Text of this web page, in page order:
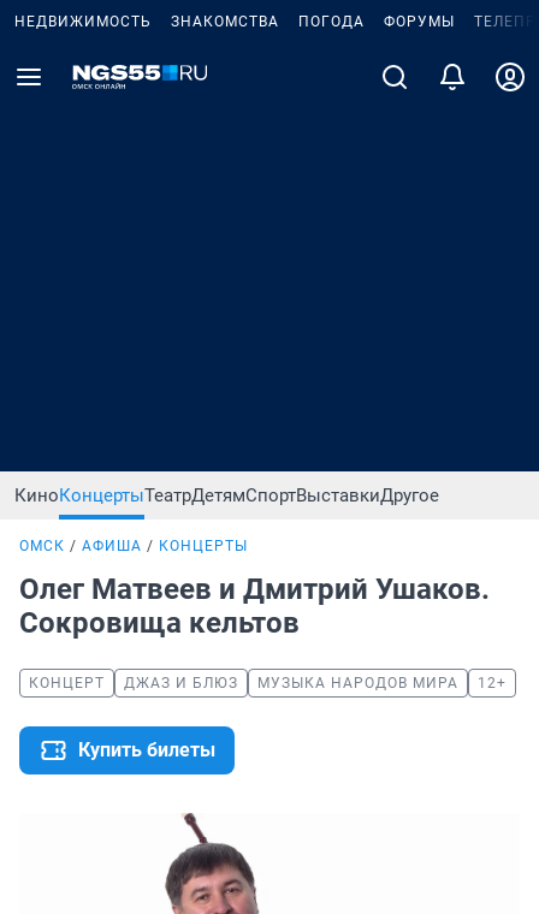
НЕДВИЖИМОСТЬ ЗНАКОМСТВА ПОГОДА ФОРУМЫ
КиноКонцертыТеатрДетямСпортВыставкиДругое
ОМСК АФИША КОНЦЕРТЫ
Олег Матвеев и Дмитрий Ушаков.
Сокровища кельтов
КОНЦЕРТ ДЖАЗ И БЛЮЗ МУЗЫКА НАРОДОВ МИРА 12+
Купить билеты